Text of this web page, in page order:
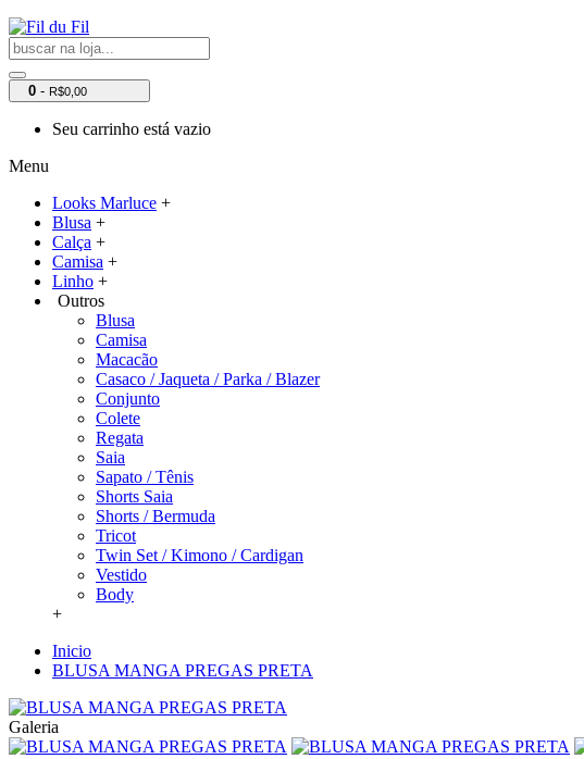
0 - R$0,00
Seu carrinho está vazio
Menu
Looks Marluce +
Blusa +
Calça +
Camisa +
Linho +
Outros
Blusa
Camisa
Macacão
Casaco / Jaqueta / Parka / Blazer
Conjunto
Colete
Regata
Saia
Sapato / Tênis
Shorts Saia
Shorts / Bermuda
Tricot
Twin Set / Kimono / Cardigan
Vestido
Body
+
Inicio
BLUSA MANGA PREGAS PRETA
Galeria